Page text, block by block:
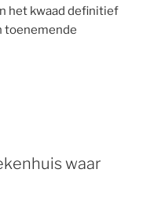
het kwaad definitief
toenemende
waar